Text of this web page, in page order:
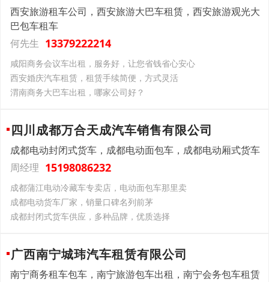
西安旅游租车公司，西安旅游大巴车租赁，西安旅游观光大
巴包车租车
何先生 13379222214
咸阳商务会议车出租，服务好，让您省钱省心安心
西安婚庆汽车租赁，租赁手续简便，方式灵活
渭南商务大巴车出租，哪家公司好？
四川成都万合天成汽车销售有限公司
成都电动封闭式货车，成都电动面包车，成都电动厢式货车
周经理 15198086232
成都蒲江电动冷藏车专卖店，电动面包车那里卖
成都电动货车厂家，销量口碑名列前茅
成都封闭式货车供应，多种品牌，优质选择
广西南宁城玮汽车租赁有限公司
南宁商务租车包车，南宁旅游包车出租，南宁会务包车租赁